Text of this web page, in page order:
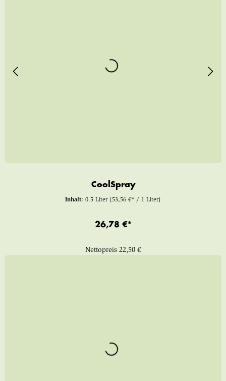
CoolSpray
Inhalt: 0.5 Liter (53,56 €* / 1 Liter)
26,78 €*
Nettopreis 22,50 €